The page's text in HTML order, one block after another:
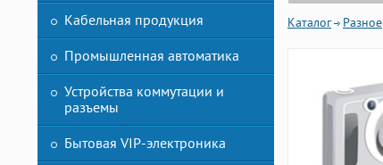
Кабельная продукция
Промышленная автоматика
Устройства коммутации и
разъемы
Бытовая VIP-электроника
Каталог Разное